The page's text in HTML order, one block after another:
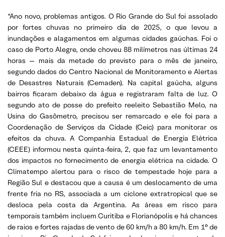
“Ano novo, problemas antigos. O Rio Grande do Sul foi assolado
por fortes chuvas no primeiro dia de 2025, o que levou a
inundações e alagamentos em algumas cidades gaúchas. Foi o
caso de Porto Alegre, onde choveu 88 milímetros nas últimas 24
horas — mais da metade do previsto para o mês de janeiro,
segundo dados do Centro Nacional de Monitoramento e Alertas
de Desastres Naturais (Cemaden). Na capital gaúcha, alguns
bairros ficaram debaixo da água e registraram falta de luz. O
segundo ato de posse do prefeito reeleito Sebastião Melo, na
Usina do Gasômetro, precisou ser remarcado e ele foi para a
Coordenação de Serviços da Cidade (Ceic) para monitorar os
efeitos da chuva. A Companhia Estadual de Energia Elétrica
(CEEE) informou nesta quinta-feira, 2, que faz um levantamento
dos impactos no fornecimento de energia elétrica na cidade. O
Climatempo alertou para o risco de tempestade hoje para a
Região Sul e destacou que a causa é um deslocamento de uma
frente fria no RS, associada a um ciclone extratropical que se
desloca pela costa da Argentina. As áreas em risco para
temporais também incluem Curitiba e Florianópolis e há chances
de raios e fortes rajadas de vento de 60 km/h a 80 km/h. Em 1° de